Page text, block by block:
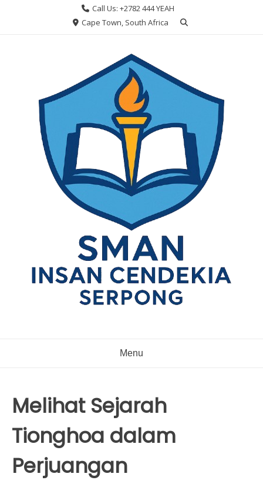
Call Us: +2782 444 YEAH
Cape Town, South Africa
Menu
Melihat Sejarah
Tionghoa dalam
Perjuangan